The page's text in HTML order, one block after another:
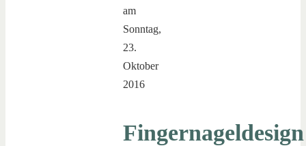
am
Sonntag,
23.
Oktober
2016
Fingernageldesign